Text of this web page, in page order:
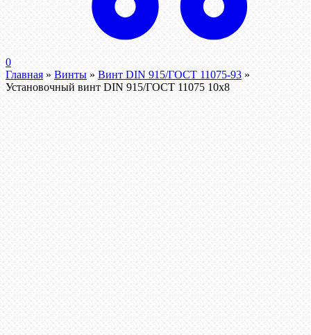
0
Главная » Винты » Винт DIN 915/ГОСТ 11075-93 »
Установочный винт DIN 915/ГОСТ 11075 10х8